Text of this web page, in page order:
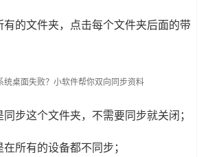
有的文件夹，点击每个文件夹后面的带
步这个文件夹，不需要同步就关闭；
所有的设备都不同步；